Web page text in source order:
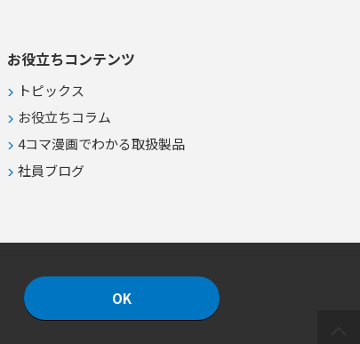
お役立ちコンテンツ
トピックス
お役立ちコラム
4コマ漫画でわかる取扱製品
社員ブログ
OK